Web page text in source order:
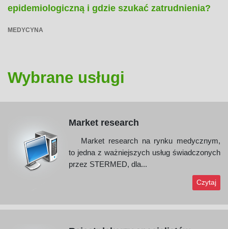
epidemiologiczną i gdzie szukać zatrudnienia?
MEDYCYNA
Wybrane usługi
Market research
Market research na rynku medycznym,
to jedna z ważniejszych usług świadczonych
przez STERMED, dla...
Czytaj